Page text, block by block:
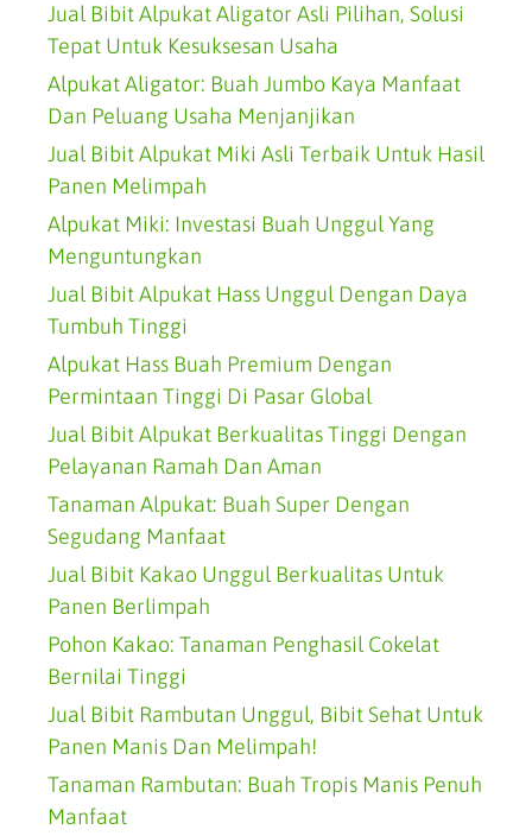
Jual Bibit Alpukat Aligator Asli Pilihan, Solusi
Tepat Untuk Kesuksesan Usaha
Alpukat Aligator: Buah Jumbo Kaya Manfaat
Dan Peluang Usaha Menjanjikan
Jual Bibit Alpukat Miki Asli Terbaik Untuk Hasil
Panen Melimpah
Alpukat Miki: Investasi Buah Unggul Yang
Menguntungkan
Jual Bibit Alpukat Hass Unggul Dengan Daya
Tumbuh Tinggi
Alpukat Hass Buah Premium Dengan
Permintaan Tinggi Di Pasar Global
Jual Bibit Alpukat Berkualitas Tinggi Dengan
Pelayanan Ramah Dan Aman
Tanaman Alpukat: Buah Super Dengan
Segudang Manfaat
Jual Bibit Kakao Unggul Berkualitas Untuk
Panen Berlimpah
Pohon Kakao: Tanaman Penghasil Cokelat
Bernilai Tinggi
Jual Bibit Rambutan Unggul, Bibit Sehat Untuk
Panen Manis Dan Melimpah!
Tanaman Rambutan: Buah Tropis Manis Penuh
Manfaat